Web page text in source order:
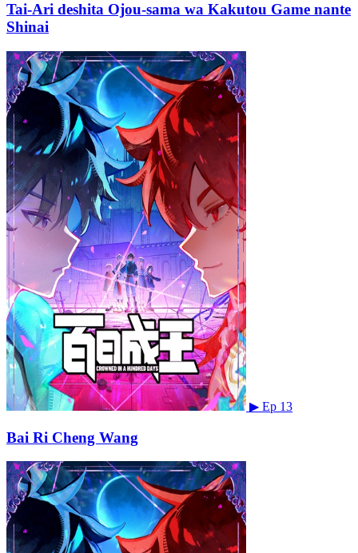
Tai-Ari deshita Ojou-sama wa Kakutou Game nante
Shinai
▶ Ep 13
Bai Ri Cheng Wang